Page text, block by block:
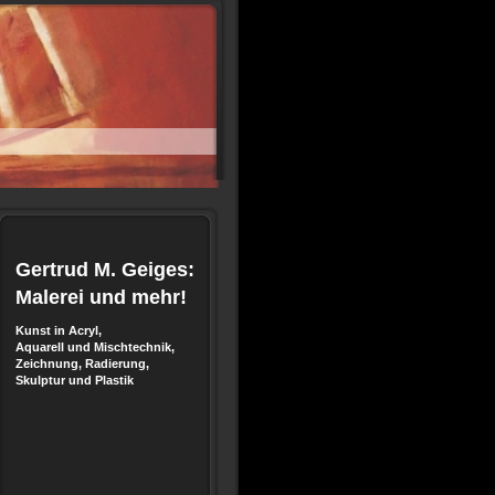
Gertrud M. Geiges:
Malerei und mehr!
Kunst in Acryl,
Aquarell und Mischtechnik,
Zeichnung, Radierung,
Skulptur und Plastik